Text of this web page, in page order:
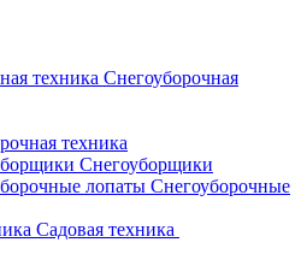
Снегоуборочная
техника
Снегоуборщики
Снегоуборочные
Садовая техника